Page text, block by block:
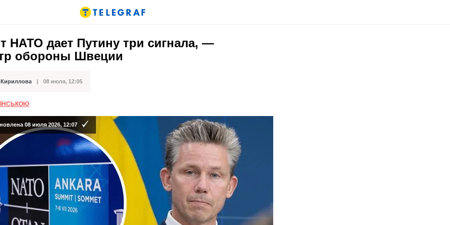
НАТО дает Путину три сигнала, —
обороны Швеции
08 июля, 12:05
08 июля 2026, 12:07